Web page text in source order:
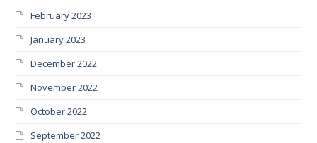
February 2023
January 2023
December 2022
November 2022
October 2022
September 2022